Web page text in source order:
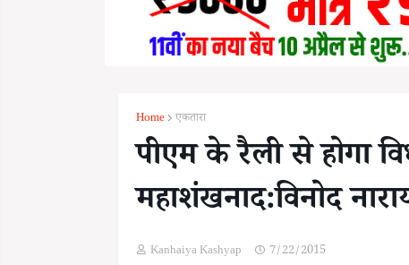
Home एकतारा
पीएम के रैली से होगा
महाशंखनाद:विनोद
Kanhaiya Kashyap 7/22/2015